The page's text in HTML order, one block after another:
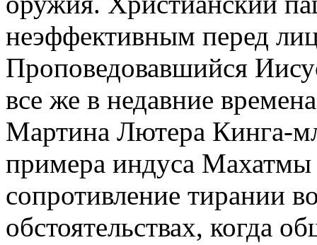
неэффективным перед
Проповедовавшийся
все же в недавние
Мартина Лютера Кинга-
примера индуса Махатмы
сопротивление тирании
обстоятельствах, когда